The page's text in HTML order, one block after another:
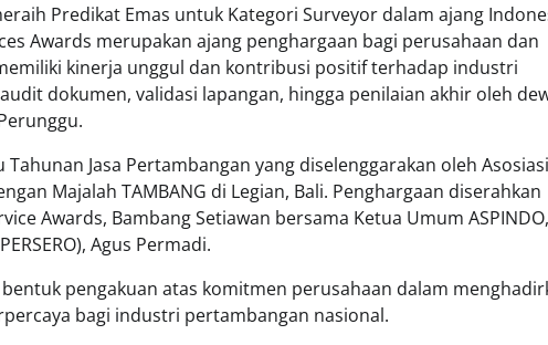
Predikat Emas untuk Kategori Surveyor dalam ajang
Awards merupakan ajang penghargaan bagi perusahaan dan
kinerja unggul dan kontribusi positif terhadap industri
dokumen, validasi lapangan, hingga penilaian akhir oleh
Jasa Pertambangan yang diselenggarakan oleh Asosiasi
Majalah TAMBANG di Legian, Bali. Penghargaan diserahkan
Awards, Bambang Setiawan bersama Ketua Umum
Agus Permadi.
pengakuan atas komitmen perusahaan dalam
bagi industri pertambangan nasional.